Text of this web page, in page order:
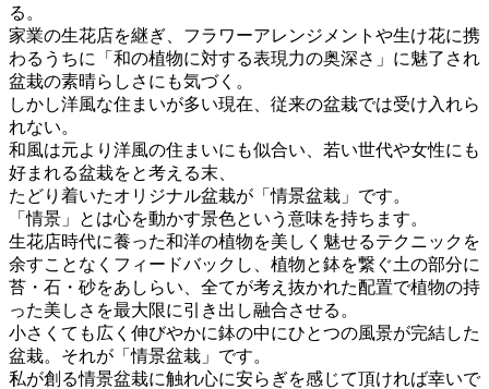
る。
家業の生花店を継ぎ、フラワーアレンジメントや生け花に携
わるうちに「和の植物に対する表現力の奥深さ」に魅了され
盆栽の素晴らしさにも気づく。
しかし洋風な住まいが多い現在、従来の盆栽では受け入れら
れない。
和風は元より洋風の住まいにも似合い、若い世代や女性にも
好まれる盆栽をと考える末、
たどり着いたオリジナル盆栽が「情景盆栽」です。
「情景」とは心を動かす景色という意味を持ちます。
生花店時代に養った和洋の植物を美しく魅せるテクニックを
余すことなくフィードバックし、植物と鉢を繋ぐ土の部分に
苔・石・砂をあしらい、全てが考え抜かれた配置で植物の持
った美しさを最大限に引き出し融合させる。
小さくても広く伸びやかに鉢の中にひとつの風景が完結した
盆栽。それが「情景盆栽」です。
私が創る情景盆栽に触れ心に安らぎを感じて頂ければ幸いで